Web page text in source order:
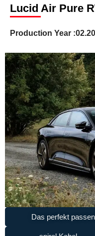
Lucid Air Pure
Production Year :
Das perfekt